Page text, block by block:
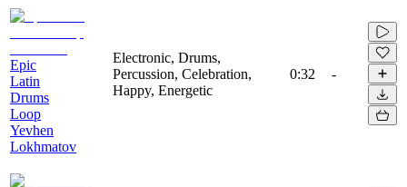
Epic
Latin
Drums
Loop
Yevhen
Lokhmatov
Electronic, Drums,
Percussion, Celebration,
Happy, Energetic
0:32 -